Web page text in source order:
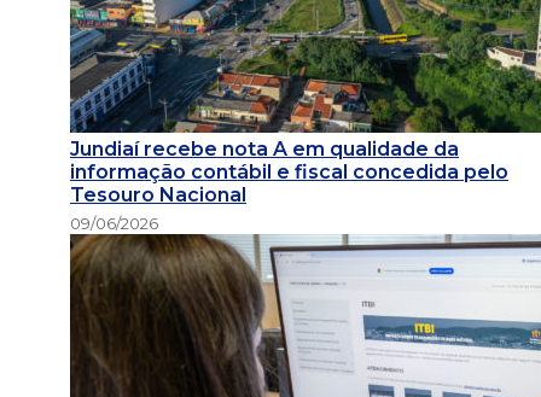
Jundiaí recebe nota A em qualidade da
informação contábil e fiscal concedida pelo
Tesouro Nacional
09/06/2026